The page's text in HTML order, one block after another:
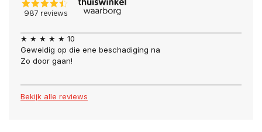
★ ★ ★ ★ ★ 10
Geweldig op die ene beschadiging na
Zo door gaan!
Bekijk alle reviews